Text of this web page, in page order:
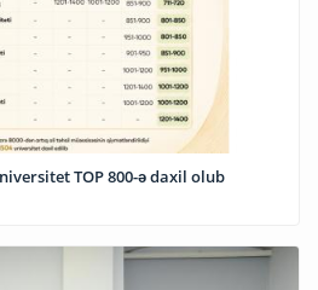
TOP 800-ə daxil olub